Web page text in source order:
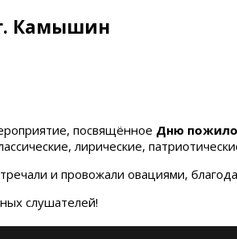
Камышин
посвящённое Дню
лирические,
и провожали овациями,
слушателей!